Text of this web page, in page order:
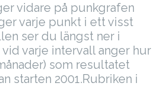
vidare på punkgrafen
varje punkt i ett visst
ser du längst ner i
varje intervall anger hur
som resultatet
starten 2001.Rubriken i